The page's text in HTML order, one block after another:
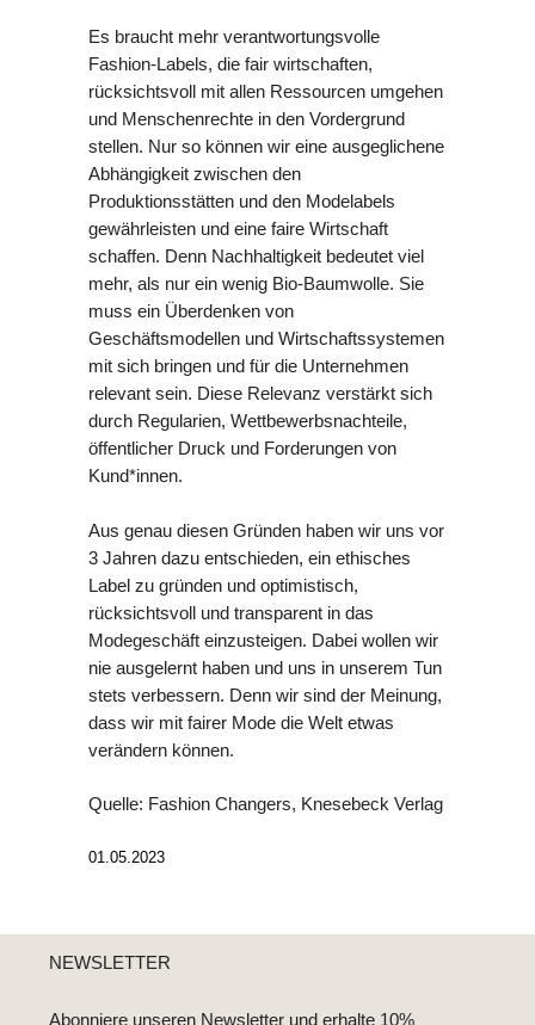
Es braucht mehr verantwortungsvolle
Fashion-Labels, die fair wirtschaften,
rücksichtsvoll mit allen Ressourcen umgehen
und Menschenrechte in den Vordergrund
stellen. Nur so können wir eine ausgeglichene
Abhängigkeit zwischen den
Produktionsstätten und den Modelabels
gewährleisten und eine faire Wirtschaft
schaffen. Denn Nachhaltigkeit bedeutet viel
mehr, als nur ein wenig Bio-Baumwolle. Sie
muss ein Überdenken von
Geschäftsmodellen und Wirtschaftssystemen
mit sich bringen und für die Unternehmen
relevant sein. Diese Relevanz verstärkt sich
durch Regularien, Wettbewerbsnachteile,
öffentlicher Druck und Forderungen von
Kund*innen.
Aus genau diesen Gründen haben wir uns vor
3 Jahren dazu entschieden, ein ethisches
Label zu gründen und optimistisch,
rücksichtsvoll und transparent in das
Modegeschäft einzusteigen. Dabei wollen wir
nie ausgelernt haben und uns in unserem Tun
stets verbessern. Denn wir sind der Meinung,
dass wir mit fairer Mode die Welt etwas
verändern können.
Quelle: Fashion Changers, Knesebeck Verlag
01.05.2023
NEWSLETTER
Abonniere unseren Newsletter und erhalte 10%